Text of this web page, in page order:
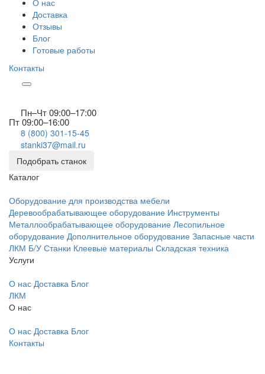
О нас
Доставка
Отзывы
Блог
Готовые работы
Контакты
Пн–Чт 09:00–17:00
Пт 09:00–16:00
8 (800) 301-15-45
stanki37@mail.ru
Подобрать станок
Каталог
Оборудование для производства мебели
Деревообрабатывающее оборудование Инструменты
Металлообрабатывающее оборудование Лесопильное
оборудование Дополнительное оборудование Запасные части
ЛКМ Б/У Станки Клеевые материалы Складская техника
Услуги
О нас Доставка Блог
ЛКМ
О нас
О нас Доставка Блог
Контакты